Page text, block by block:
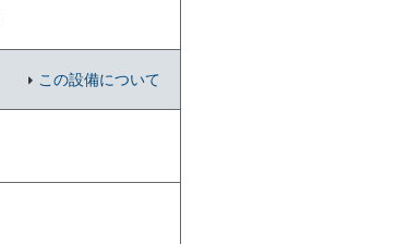
この設備について